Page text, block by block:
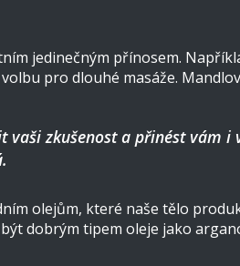
jedinečným přínosem.
pro dlouhé masáže.
vaši zkušenost a přinést vám
olejům, které naše tělo
dobrým tipem oleje jako